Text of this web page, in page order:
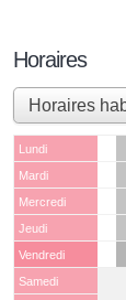
Horaires
Lundi
Mardi
Mercredi
Jeudi
Vendredi
Samedi